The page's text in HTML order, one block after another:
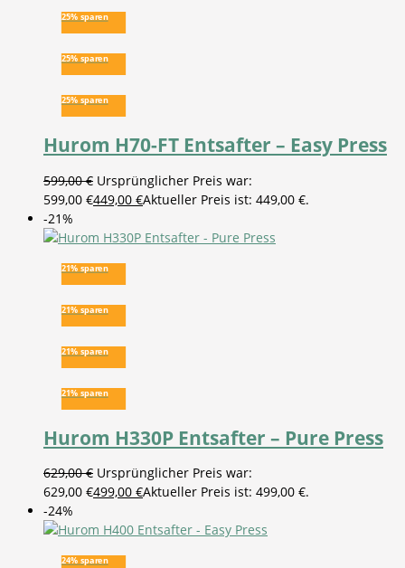
25% sparen
25% sparen
25% sparen
Hurom H70-FT Entsafter – Easy Press
599,00€ Ursprünglicher Preis war:
599,00 €449,00 €Aktueller Preis ist: 449,00 €.
-21%
21% sparen
21% sparen
21% sparen
21% sparen
Hurom H330P Entsafter – Pure Press
629,00€ Ursprünglicher Preis war:
629,00 €499,00 €Aktueller Preis ist: 499,00 €.
-24%
24% sparen